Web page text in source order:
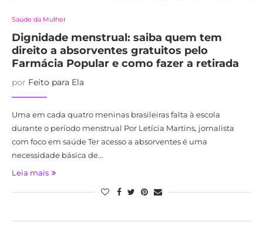
Saúde da Mulher
Dignidade menstrual: saiba quem tem
direito a absorventes gratuitos pelo
Farmácia Popular e como fazer a retirada
por Feito para Ela
Uma em cada quatro meninas brasileiras falta à escola
durante o período menstrual Por Letícia Martins, jornalista
com foco em saúde Ter acesso a absorventes é uma
necessidade básica de…
Leia mais